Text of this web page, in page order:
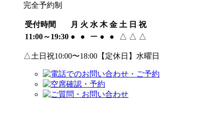
完全予約制
受付時間 月 火 水 木 金 土 日 祝
11:00～19:30 ● ● ー ● ● △ △ △
△土日祝10:00〜18:00【定休日】水曜日